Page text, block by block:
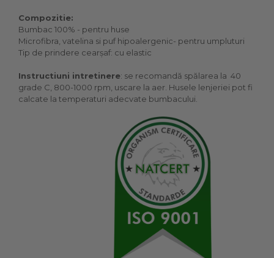
Compozitie:
Bumbac 100% - pentru huse
Microfibra, vatelina si puf hipoalergenic- pentru umpluturi
Tip de prindere cearșaf: cu elastic
Instructiuni intretinere: se recomandă spălarea la 40
grade C, 800-1000 rpm, uscare la aer. Husele lenjeriei pot fi
calcate la temperaturi adecvate bumbacului.